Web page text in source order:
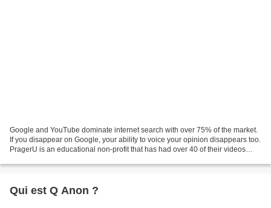
Google and YouTube dominate internet search with over 75% of the market.
If you disappear on Google, your ability to voice your opinion disappears too.
PragerU is an educational non-profit that has had over 40 of their videos
Qui est Q Anon ?